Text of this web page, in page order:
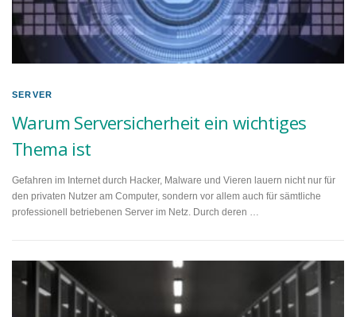
SERVER
Warum Serversicherheit ein wichtiges
Thema ist
Gefahren im Internet durch Hacker, Malware und Vieren lauern nicht nur für
den privaten Nutzer am Computer, sondern vor allem auch für sämtliche
professionell betriebenen Server im Netz. Durch deren …